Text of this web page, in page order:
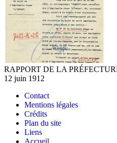
RAPPORT DE LA
12 juin 1912
Contact
Mentions légales
Crédits
Plan du site
Liens